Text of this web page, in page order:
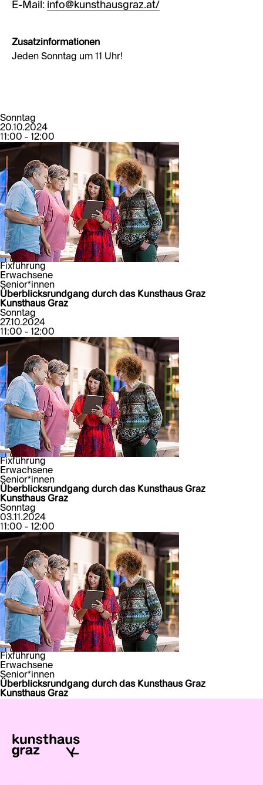
E-Mail: info@kunsthausgraz.at/
Zusatzinformationen
Jeden Sonntag um 11 Uhr!
Sonntag
20.10.2024
11:00 - 12:00
Fixführung
Erwachsene
Senior*innen
Überblicksrundgang durch das Kunsthaus Graz
Kunsthaus Graz
Sonntag
27.10.2024
11:00 - 12:00
Fixführung
Erwachsene
Senior*innen
Überblicksrundgang durch das Kunsthaus Graz
Kunsthaus Graz
Sonntag
03.11.2024
11:00 - 12:00
Fixführung
Erwachsene
Senior*innen
Überblicksrundgang durch das Kunsthaus Graz
Kunsthaus Graz